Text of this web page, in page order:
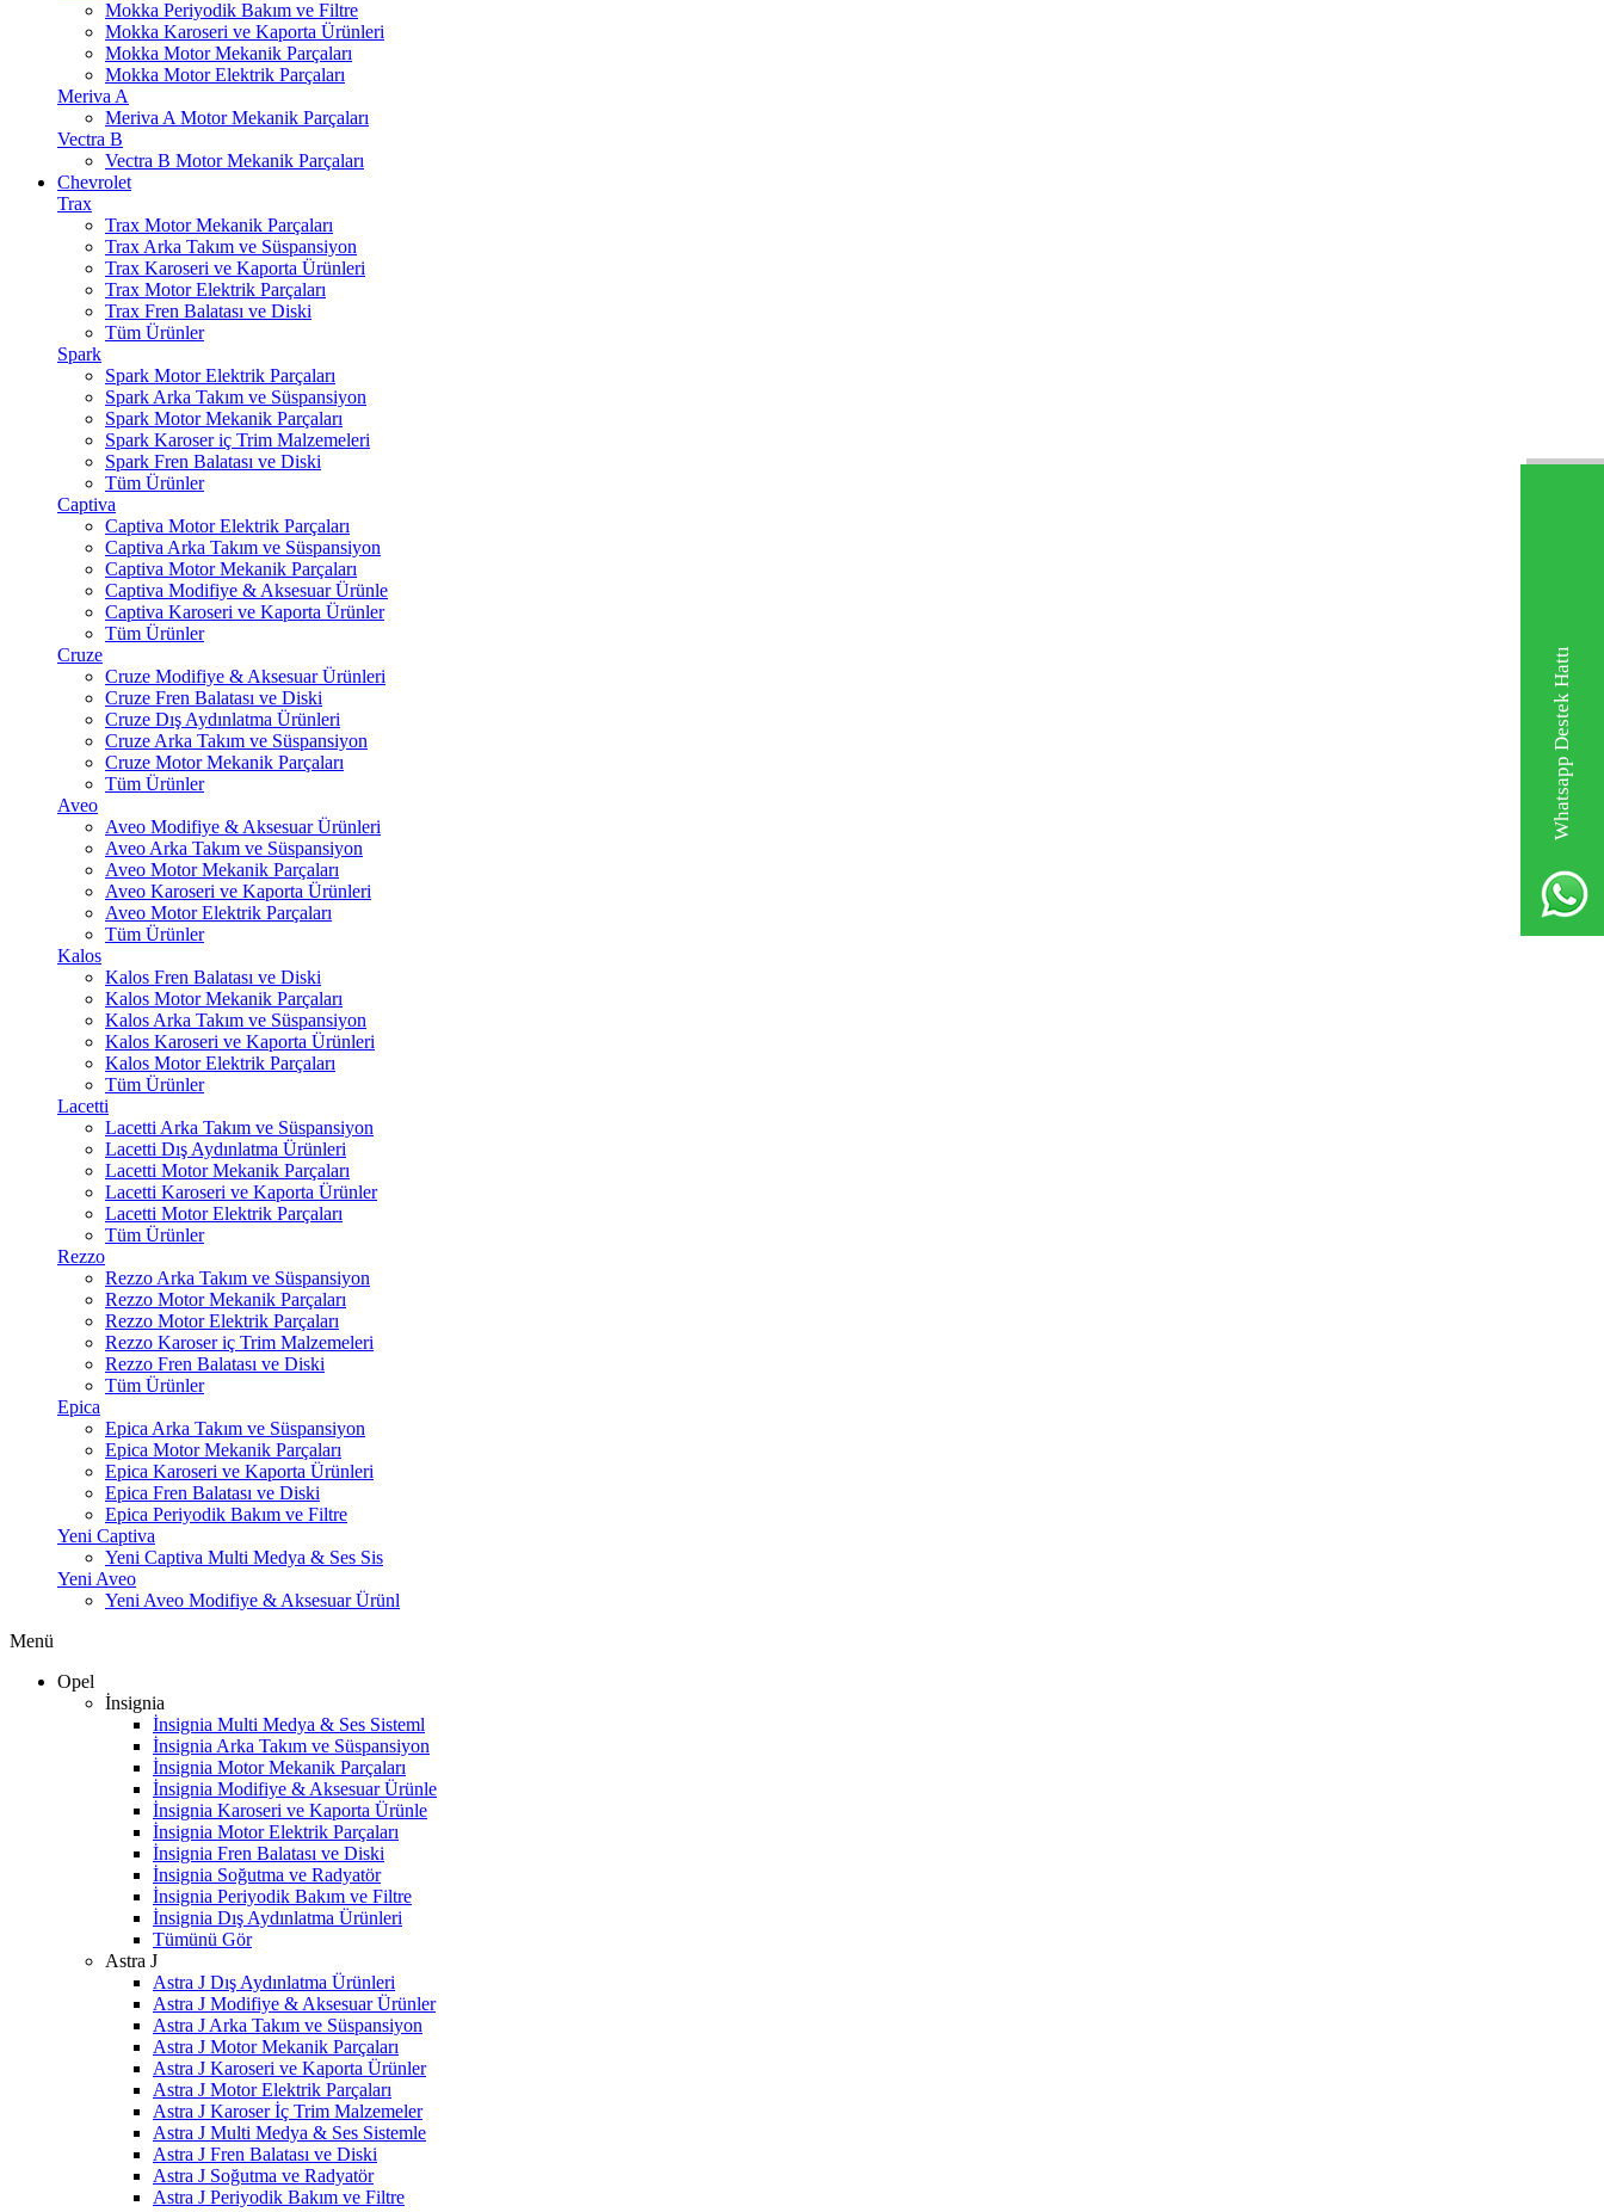
Whatsapp Destek Hattı
Mokka Periyodik Bakım ve Filtre
Mokka Karoseri ve Kaporta Ürünleri
Mokka Motor Mekanik Parçaları
Mokka Motor Elektrik Parçaları
Meriva A
Meriva A Motor Mekanik Parçaları
Vectra B
Vectra B Motor Mekanik Parçaları
Chevrolet
Trax
Trax Motor Mekanik Parçaları
Trax Arka Takım ve Süspansiyon
Trax Karoseri ve Kaporta Ürünleri
Trax Motor Elektrik Parçaları
Trax Fren Balatası ve Diski
Tüm Ürünler
Spark
Spark Motor Elektrik Parçaları
Spark Arka Takım ve Süspansiyon
Spark Motor Mekanik Parçaları
Spark Karoser iç Trim Malzemeleri
Spark Fren Balatası ve Diski
Tüm Ürünler
Captiva
Captiva Motor Elektrik Parçaları
Captiva Arka Takım ve Süspansiyon
Captiva Motor Mekanik Parçaları
Captiva Modifiye & Aksesuar Ürünle
Captiva Karoseri ve Kaporta Ürünler
Tüm Ürünler
Cruze
Cruze Modifiye & Aksesuar Ürünleri
Cruze Fren Balatası ve Diski
Cruze Dış Aydınlatma Ürünleri
Cruze Arka Takım ve Süspansiyon
Cruze Motor Mekanik Parçaları
Tüm Ürünler
Aveo
Aveo Modifiye & Aksesuar Ürünleri
Aveo Arka Takım ve Süspansiyon
Aveo Motor Mekanik Parçaları
Aveo Karoseri ve Kaporta Ürünleri
Aveo Motor Elektrik Parçaları
Tüm Ürünler
Kalos
Kalos Fren Balatası ve Diski
Kalos Motor Mekanik Parçaları
Kalos Arka Takım ve Süspansiyon
Kalos Karoseri ve Kaporta Ürünleri
Kalos Motor Elektrik Parçaları
Tüm Ürünler
Lacetti
Lacetti Arka Takım ve Süspansiyon
Lacetti Dış Aydınlatma Ürünleri
Lacetti Motor Mekanik Parçaları
Lacetti Karoseri ve Kaporta Ürünler
Lacetti Motor Elektrik Parçaları
Tüm Ürünler
Rezzo
Rezzo Arka Takım ve Süspansiyon
Rezzo Motor Mekanik Parçaları
Rezzo Motor Elektrik Parçaları
Rezzo Karoser iç Trim Malzemeleri
Rezzo Fren Balatası ve Diski
Tüm Ürünler
Epica
Epica Arka Takım ve Süspansiyon
Epica Motor Mekanik Parçaları
Epica Karoseri ve Kaporta Ürünleri
Epica Fren Balatası ve Diski
Epica Periyodik Bakım ve Filtre
Yeni Captiva
Yeni Captiva Multi Medya & Ses Sis
Yeni Aveo
Yeni Aveo Modifiye & Aksesuar Ürünl
Menü
Opel
İnsignia
İnsignia Multi Medya & Ses Sisteml
İnsignia Arka Takım ve Süspansiyon
İnsignia Motor Mekanik Parçaları
İnsignia Modifiye & Aksesuar Ürünle
İnsignia Karoseri ve Kaporta Ürünle
İnsignia Motor Elektrik Parçaları
İnsignia Fren Balatası ve Diski
İnsignia Soğutma ve Radyatör
İnsignia Periyodik Bakım ve Filtre
İnsignia Dış Aydınlatma Ürünleri
Tümünü Gör
Astra J
Astra J Dış Aydınlatma Ürünleri
Astra J Modifiye & Aksesuar Ürünler
Astra J Arka Takım ve Süspansiyon
Astra J Motor Mekanik Parçaları
Astra J Karoseri ve Kaporta Ürünler
Astra J Motor Elektrik Parçaları
Astra J Karoser İç Trim Malzemeler
Astra J Multi Medya & Ses Sistemle
Astra J Fren Balatası ve Diski
Astra J Soğutma ve Radyatör
Astra J Periyodik Bakım ve Filtre